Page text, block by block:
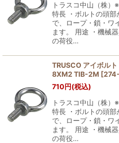
トラスコ中山（株）
特長 ・ボルトの頭
で、ロープ・鎖・ワ
ます。 用途 ・機械
の荷役…
TRUSCO アイボル
8XM2 TIB-2M
710円(税込)
トラスコ中山（株）
特長 ・ボルトの頭
で、ロープ・鎖・ワ
ます。 用途 ・機械
の荷役…